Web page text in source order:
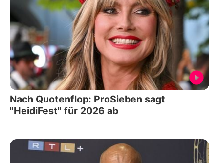
Nach Quotenflop: ProSieben sagt
"HeidiFest" für 2026 ab